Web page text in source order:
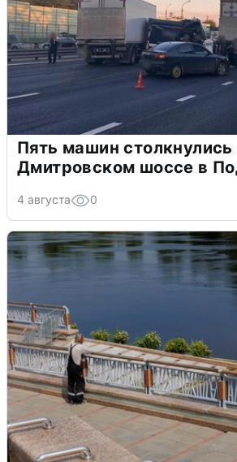
Пять машин столкнулись
Дмитровском шоссе в
4 августа 0